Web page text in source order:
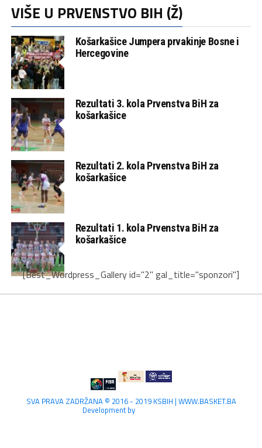
VIŠE U PRVENSTVO BIH (Ž)
Košarkašice Jumpera prvakinje Bosne i
Hercegovine
Rezultati 3. kola Prvenstva BiH za
košarkašice
Rezultati 2. kola Prvenstva BiH za
košarkašice
Rezultati 1. kola Prvenstva BiH za
košarkašice
[Best_Wordpress_Gallery id="2" gal_title="sponzori"]
SVA PRAVA ZADRŽANA © 2016 - 2019 KSBIH | WWW.BASKET.BA
Development by